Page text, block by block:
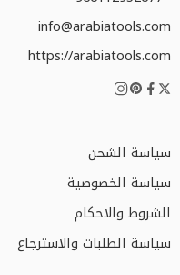
info@arabiatools.com
https://arabiatools.com
سياسة الشحن
سياسة الخصوصية
الشروط والاحكام
سياسة الطلبات والاسترجاع